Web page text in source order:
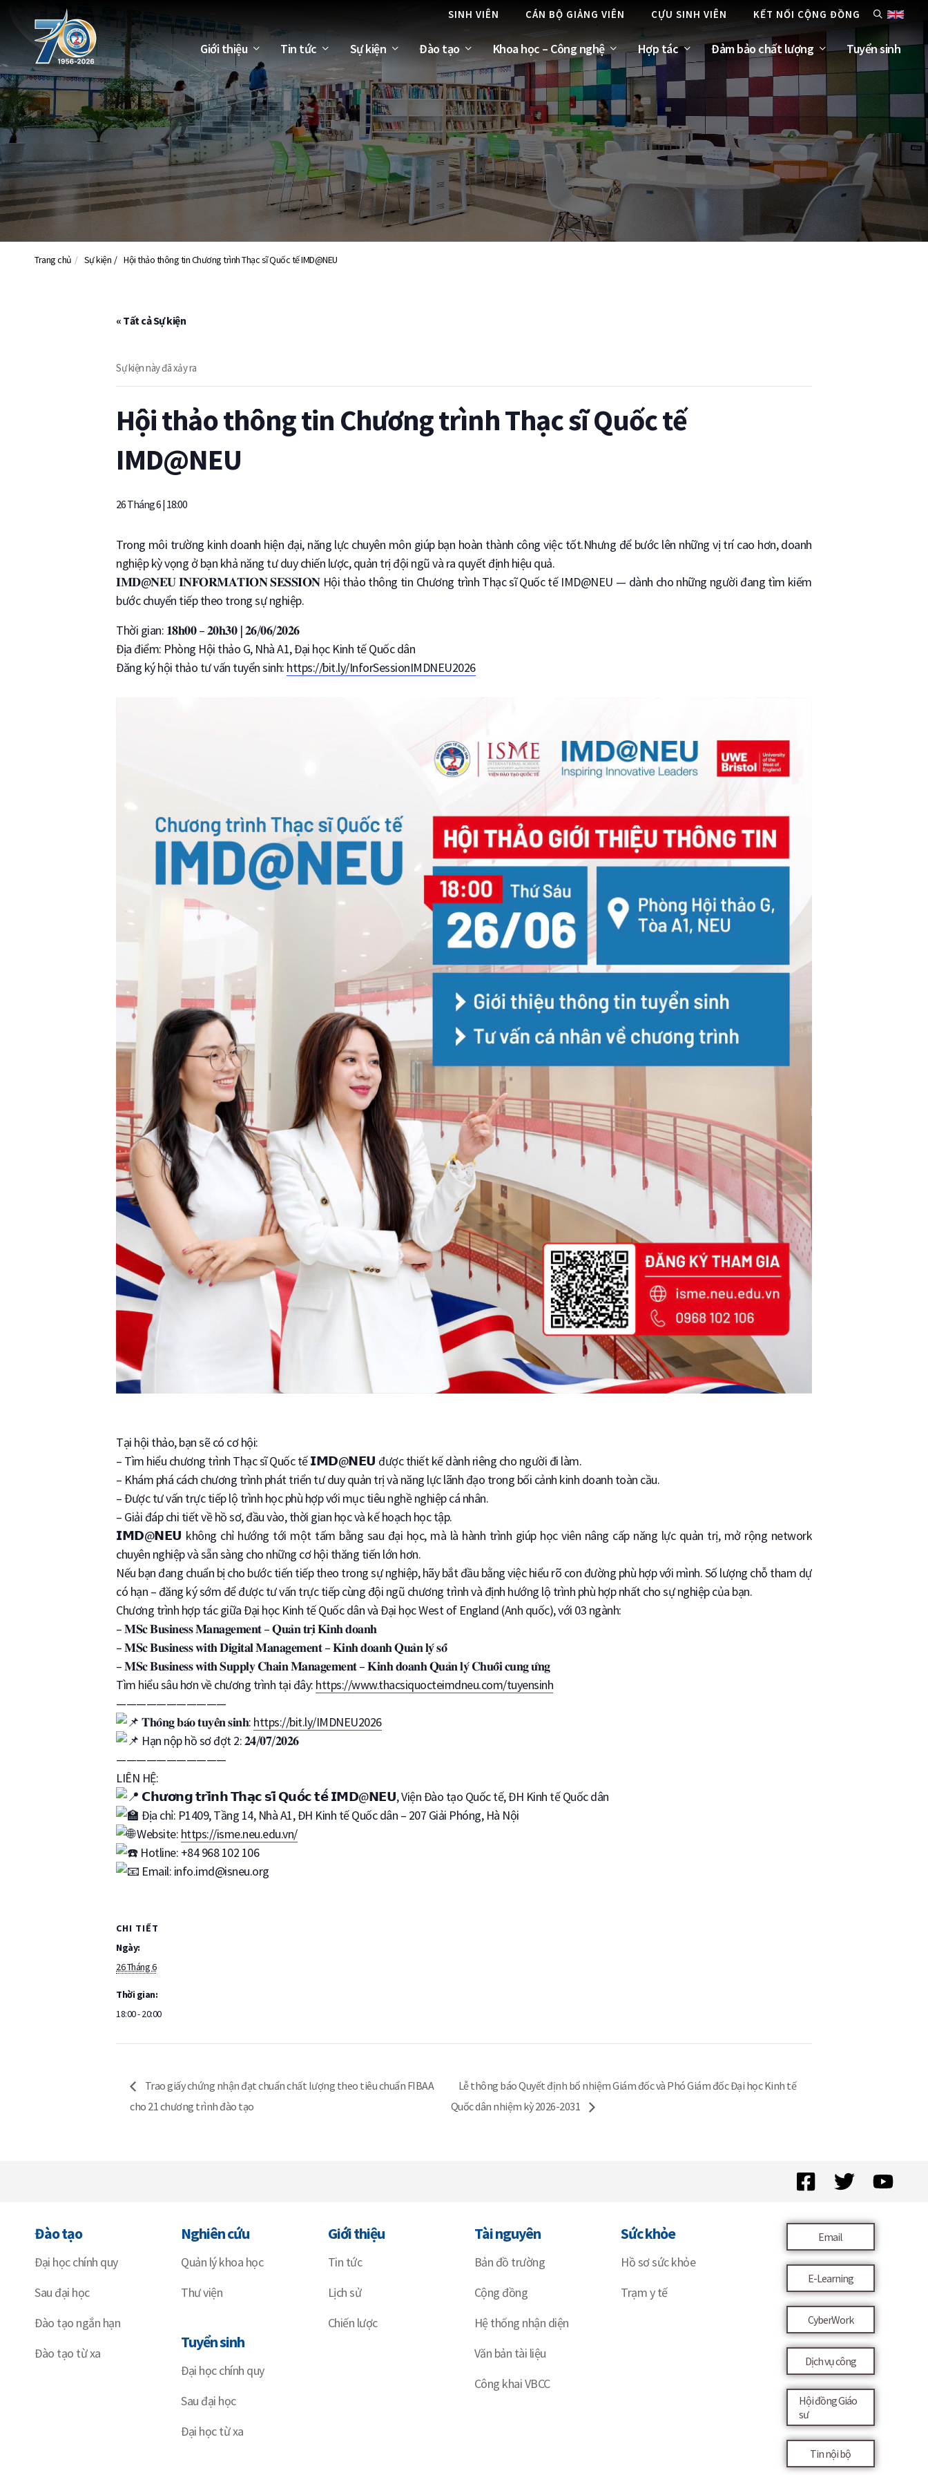
SINH VIÊN CÁN BỘ GIẢNG VIÊN CỰU SINH VIÊN KẾT NỐI CỘNG ĐỒNG
Giới thiệu Tin tức Sự kiện Đào tạo Khoa học – Công nghệ Hợp tác Đảm bảo chất lượng Tuyển sinh
Trang chủ Sự kiện Hội thảo thông tin Chương trình Thạc sĩ Quốc tế IMD@NEU
« Tất cả Sự kiện
Sự kiện này đã xảy ra
Hội thảo thông tin Chương trình Thạc sĩ Quốc tế
IMD@NEU
26 Tháng 6 | 18:00
Trong môi trường kinh doanh hiện đại, năng lực chuyên môn giúp bạn hoàn thành công việc tốt.Nhưng để bước lên những vị trí cao hơn, doanh
nghiệp kỳ vọng ở bạn khả năng tư duy chiến lược, quản trị đội ngũ và ra quyết định hiệu quả.
𝐈𝐌𝐃@𝐍𝐄𝐔 𝐈𝐍𝐅𝐎𝐑𝐌𝐀𝐓𝐈𝐎𝐍 𝐒𝐄𝐒𝐒𝐈𝐎𝐍 Hội thảo thông tin Chương trình Thạc sĩ Quốc tế IMD@NEU — dành cho những người đang tìm kiếm
bước chuyển tiếp theo trong sự nghiệp.
Thời gian: 𝟏𝟖𝐡𝟎𝟎 – 𝟐𝟎𝐡𝟑𝟎 | 𝟐𝟔/𝟎𝟔/𝟐𝟎𝟐𝟔
Địa điểm: Phòng Hội thảo G, Nhà A1, Đại học Kinh tế Quốc dân
Đăng ký hội thảo tư vấn tuyển sinh: https://bit.ly/InforSessionIMDNEU2026
Tại hội thảo, bạn sẽ có cơ hội:
– Tìm hiểu chương trình Thạc sĩ Quốc tế 𝗜𝗠𝗗@𝗡𝗘𝗨 được thiết kế dành riêng cho người đi làm.
– Khám phá cách chương trình phát triển tư duy quản trị và năng lực lãnh đạo trong bối cảnh kinh doanh toàn cầu.
– Được tư vấn trực tiếp lộ trình học phù hợp với mục tiêu nghề nghiệp cá nhân.
– Giải đáp chi tiết về hồ sơ, đầu vào, thời gian học và kế hoạch học tập.
𝗜𝗠𝗗@𝗡𝗘𝗨 không chỉ hướng tới một tấm bằng sau đại học, mà là hành trình giúp học viên nâng cấp năng lực quản trị, mở rộng network
chuyên nghiệp và sẵn sàng cho những cơ hội thăng tiến lớn hơn.
Nếu bạn đang chuẩn bị cho bước tiến tiếp theo trong sự nghiệp, hãy bắt đầu bằng việc hiểu rõ con đường phù hợp với mình. Số lượng chỗ tham dự
có hạn – đăng ký sớm để được tư vấn trực tiếp cùng đội ngũ chương trình và định hướng lộ trình phù hợp nhất cho sự nghiệp của bạn.
Chương trình hợp tác giữa Đại học Kinh tế Quốc dân và Đại học West of England (Anh quốc), với 03 ngành:
–𝐌𝐒𝐜 𝐁𝐮𝐬𝐢𝐧𝐞𝐬𝐬 𝐌𝐚𝐧𝐚𝐠𝐞𝐦𝐞𝐧𝐭 – 𝐐𝐮𝐚̉𝐧 𝐭𝐫𝐢̣ 𝐊𝐢𝐧𝐡 𝐝𝐨𝐚𝐧𝐡
–𝐌𝐒𝐜 𝐁𝐮𝐬𝐢𝐧𝐞𝐬𝐬 𝐰𝐢𝐭𝐡 𝐃𝐢𝐠𝐢𝐭𝐚𝐥 𝐌𝐚𝐧𝐚𝐠𝐞𝐦𝐞𝐧𝐭 – 𝐊𝐢𝐧𝐡 𝐝𝐨𝐚𝐧𝐡 𝐐𝐮𝐚̉𝐧 𝐥𝐲́ 𝐬𝐨̂́
–𝐌𝐒𝐜 𝐁𝐮𝐬𝐢𝐧𝐞𝐬𝐬 𝐰𝐢𝐭𝐡 𝐒𝐮𝐩𝐩𝐥𝐲 𝐂𝐡𝐚𝐢𝐧 𝐌𝐚𝐧𝐚𝐠𝐞𝐦𝐞𝐧𝐭 – 𝐊𝐢𝐧𝐡 𝐝𝐨𝐚𝐧𝐡 𝐐𝐮𝐚̉𝐧 𝐥𝐲́ 𝐂𝐡𝐮𝐨̂̃𝐢 𝐜𝐮𝐧𝐠 𝐮̛́𝐧𝐠
Tìm hiểu sâu hơn về chương trình tại đây: https://www.thacsiquocteimdneu.com/tuyensinh
———————————
𝐓𝐡𝐨̂𝐧𝐠 𝐛𝐚́𝐨 𝐭𝐮𝐲𝐞̂̉𝐧 𝐬𝐢𝐧𝐡: https://bit.ly/IMDNEU2026
Hạn nộp hồ sơ đợt 2: 𝟐𝟒/𝟎𝟕/𝟐𝟎𝟐𝟔
———————————
LIÊN HỆ:
𝗖𝗵𝘂̛𝗼̛𝗻𝗴 𝘁𝗿𝗶̀𝗻𝗵 𝗧𝗵𝗮̣𝗰 𝘀𝗶̃ 𝗤𝘂𝗼̂́𝗰 𝘁𝗲̂́ 𝗜𝗠𝗗@𝗡𝗘𝗨, Viện Đào tạo Quốc tế, ĐH Kinh tế Quốc dân
Địa chỉ: P1409, Tầng 14, Nhà A1, ĐH Kinh tế Quốc dân – 207 Giải Phóng, Hà Nội
Website: https://isme.neu.edu.vn/
Hotline: +84 968 102 106
Email: info.imd@isneu.org
CHI TIẾT
Ngày:
26 Tháng 6
Thời gian:
18:00 - 20:00
Trao giấy chứng nhận đạt chuẩn chất lượng theo tiêu chuẩn FIBAA
cho 21 chương trình đào tạo
Lễ thông báo Quyết định bổ nhiệm Giám đốc và Phó Giám đốc Đại học Kinh tế
Quốc dân nhiệm kỳ 2026-2031
Đào tạo
Đại học chính quy
Sau đại học
Đào tạo ngắn hạn
Đào tạo từ xa
Nghiên cứu
Quản lý khoa học
Thư viện
Tuyển sinh
Đại học chính quy
Sau đại học
Đại học từ xa
Giới thiệu
Tin tức
Lịch sử
Chiến lược
Tài nguyên
Bản đồ trường
Cộng đồng
Hệ thống nhận diện
Văn bản tài liệu
Công khai VBCC
Sức khỏe
Hồ sơ sức khỏe
Trạm y tế
Email
E-Learning
CyberWork
Dịch vụ công
Hội đồng Giáo
sư
Tin nội bộ